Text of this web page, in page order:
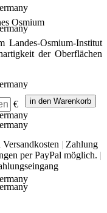
Landes-Osmium-Institut
der Oberflächen
€
| Zahlung
per PayPal möglich. |